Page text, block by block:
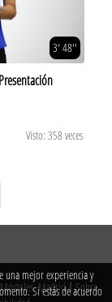
3' 48''
Visto: 358 veces
Madrid| Sobre
una mejor experiencia y
Si estás de acuerdo